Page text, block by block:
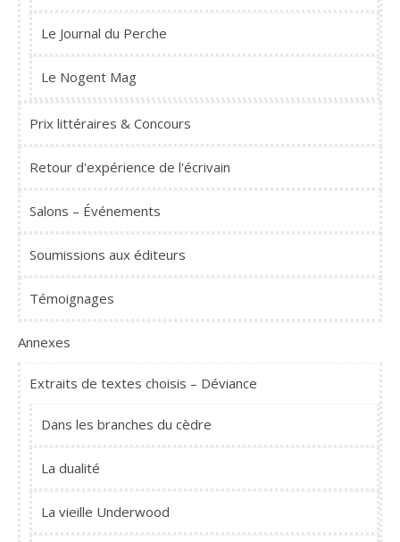
Le Journal du Perche
Le Nogent Mag
Prix littéraires & Concours
Retour d'expérience de l'écrivain
Salons – Événements
Soumissions aux éditeurs
Témoignages
Annexes
Extraits de textes choisis – Déviance
Dans les branches du cèdre
La dualité
La vieille Underwood